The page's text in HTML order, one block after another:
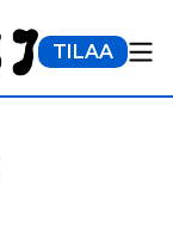
TILAA